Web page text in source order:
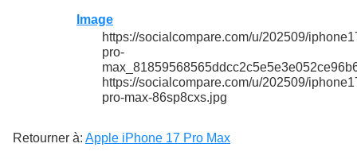
Image
https://socialcompare.com/u/202509/
pro-
https://socialcompare.com/u/202509/
pro-max-86sp8cxs.jpg
Retourner à: Apple iPhone 17 Pro Max